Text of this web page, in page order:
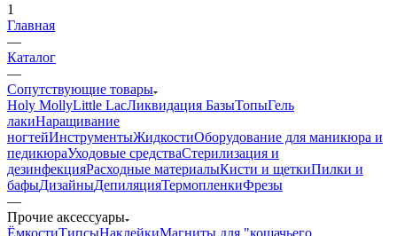
1
Главная
—
Каталог
—
Сопутствующие товары
Holy MollyLittle LacЛиквидация БазыТопыГель
лакиНаращивание
ногтейИнструментыЖидкостиОборудование для маникюра и
педикюраУходовые средстваСтерилизация и
дезинфекцияРасходные материалыКисти и щеткиПилки и
бафыДизайныДепиляцияТермопленкиФрезы
—
Прочие аксессуары
ЁмкостиТипсыНаклейкиМагниты для "кошачьего